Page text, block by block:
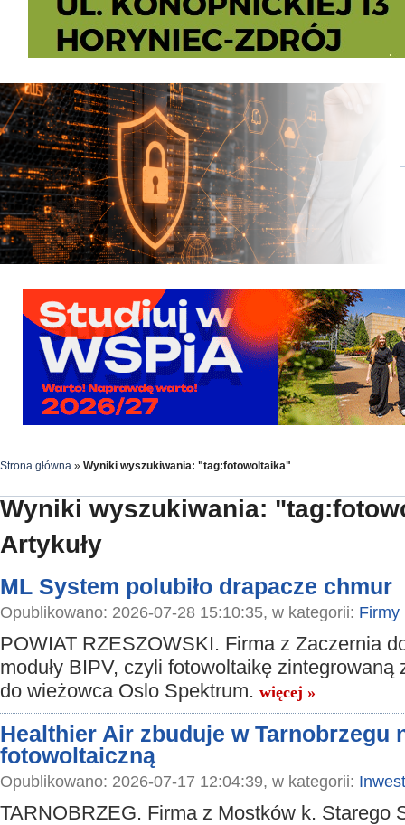
Strona główna » Wyniki wyszukiwania: "tag:fotowoltaika"
Wyniki wyszukiwania:
Artykuły
ML System polubiło drapacze chmur
Opublikowano: 2026-07-28 15:10:35, w kategorii: Firmy
POWIAT RZESZOWSKI. Firma z Zaczernia
moduły BIPV, czyli fotowoltaikę zintegrowaną
do wieżowca Oslo Spektrum. więcej »
Healthier Air zbuduje w Tarnobrzegu
fotowoltaiczną
Opublikowano: 2026-07-17 12:04:39, w kategorii:
TARNOBRZEG. Firma z Mostków k. Starego